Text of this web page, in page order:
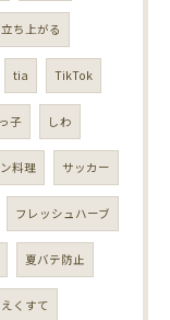
立ち上がる
tia TikTok
子 しわ
料理 サッカー
フレッシュハーブ
夏バテ防止
くすて